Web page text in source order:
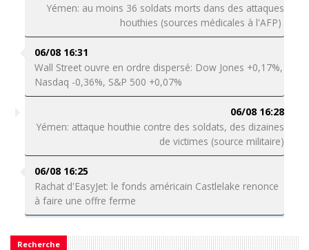
Yémen: au moins 36 soldats morts dans des attaques
houthies (sources médicales à l'AFP)
06/08 16:31
Wall Street ouvre en ordre dispersé: Dow Jones +0,17%,
Nasdaq -0,36%, S&P 500 +0,07%
06/08 16:28
Yémen: attaque houthie contre des soldats, des dizaines
de victimes (source militaire)
06/08 16:25
Rachat d'EasyJet: le fonds américain Castlelake renonce
à faire une offre ferme
Recherche